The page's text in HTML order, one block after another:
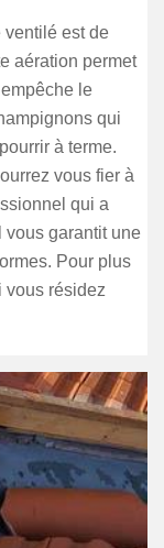
ventilé est de
aération permet
le
qui
à terme.
vous fier à
qui a
vous garantit une
Pour plus
vous résidez